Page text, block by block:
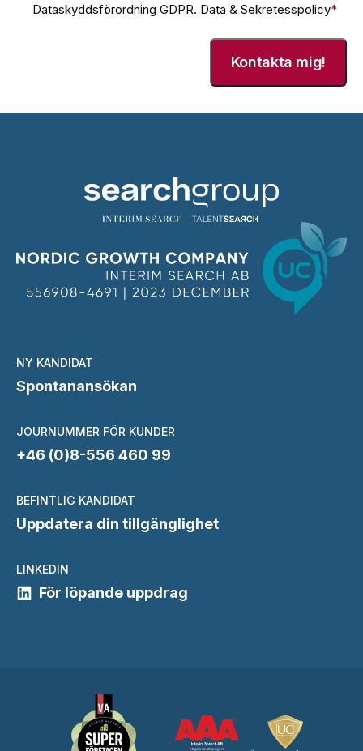
Dataskyddsförordning GDPR. Data & Sekretesspolicy*
NY KANDIDAT
Spontanansökan
JOURNUMMER FÖR KUNDER
+46 (0)8-556 460 99
BEFINTLIG KANDIDAT
Uppdatera din tillgänglighet
LINKEDIN
För löpande uppdrag